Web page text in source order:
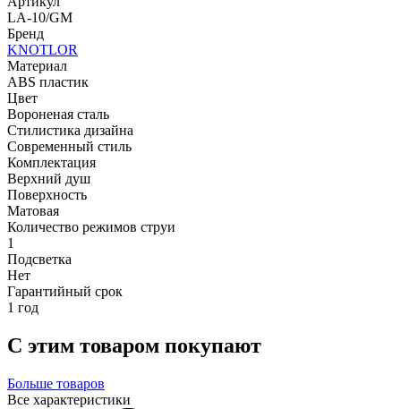
LA-10/GM
Бренд
KNOTLOR
Материал
ABS пластик
Цвет
Вороненая сталь
Стилистика дизайна
Современный стиль
Комплектация
Верхний душ
Поверхность
Матовая
Количество режимов струи
1
Подсветка
Нет
Гарантийный срок
1 год
С этим товаром покупают
Больше товаров
Все характеристики